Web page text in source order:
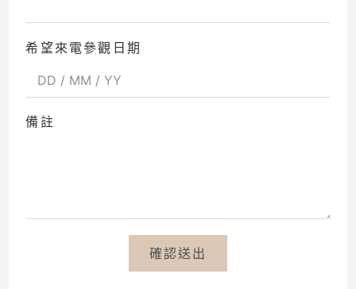
希望來電參觀日期
備註
確認送出